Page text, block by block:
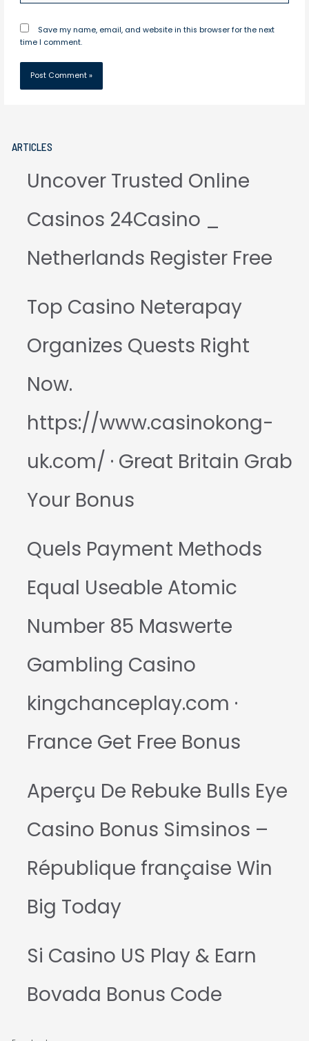
Save my name, email, and website in this browser for the next
time I comment.
ARTICLES
Uncover Trusted Online
Casinos 24Casino _
Netherlands Register Free
Top Casino Neterapay
Organizes Quests Right
Now.
https://www.casinokong-
uk.com/ · Great Britain Grab
Your Bonus
Quels Payment Methods
Equal Useable Atomic
Number 85 Maswerte
Gambling Casino
kingchanceplay.com ·
France Get Free Bonus
Aperçu De Rebuke Bulls Eye
Casino Bonus Simsinos –
République française Win
Big Today
Si Casino US Play & Earn
Bovada Bonus Code